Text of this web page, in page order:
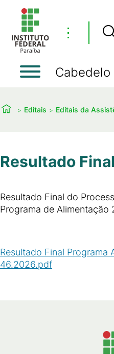
⋮
Cabedelo
Editais Editais da
Resultado Final
Resultado Final do
Programa de Alimentação
Resultado Final Programa
46.2026.pdf